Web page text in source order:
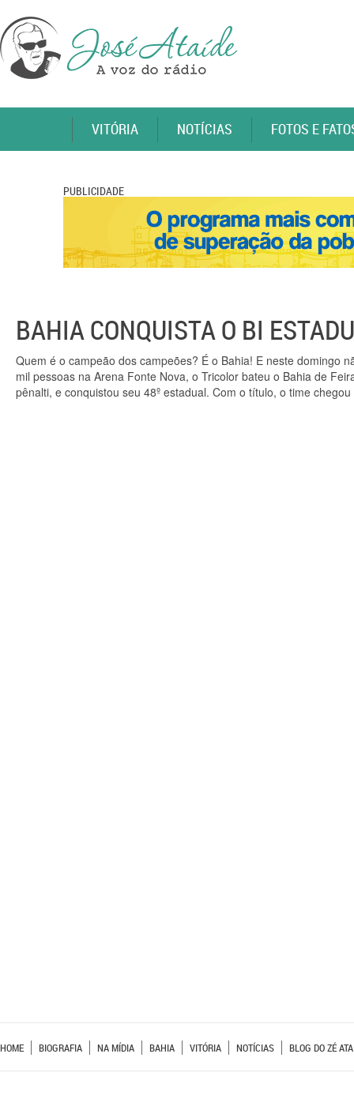
VITÓRIA NOTÍCIAS FOTOS E
PUBLICIDADE
BAHIA CONQUISTA O BI
Quem é o campeão dos campeões? É o Bahia! E neste domingo
mil pessoas na Arena Fonte Nova, o Tricolor bateu o Bahia de
pênalti, e conquistou seu 48º estadual. Com o título, o time
HOME BIOGRAFIA NA MÍDIA BAHIA VITÓRIA NOTÍCIAS BLOG DO ZÉ